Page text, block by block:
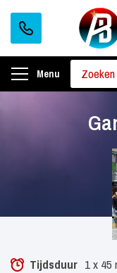
Menu
Tijdsduur 1 x 45